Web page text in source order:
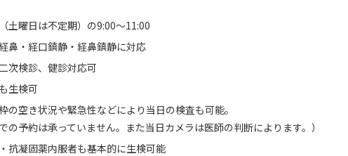
土曜日は不定期）の9:00～11:00
鼻・経口鎮静・経鼻鎮静に対応
次検診、健診対応可
生検可
の空き状況や緊急性などにより当日の検査も可能。
での予約は承っていません。また当日カメラは医師の判断によります。）
抗凝固薬内服者も基本的に生検可能